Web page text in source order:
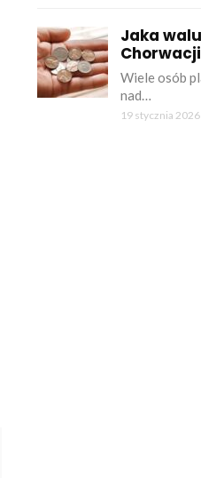
Jaka
Wiele osób
nad…
19 stycznia 2026